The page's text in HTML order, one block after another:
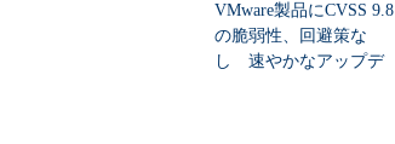
VMware製品にCVSS 9.8
の脆弱性、回避策な
し 速やかなアップデ